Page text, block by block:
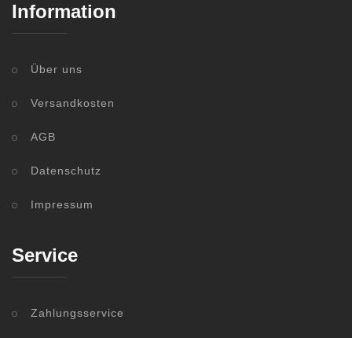
Information
Über uns
Versandkosten
AGB
Datenschutz
Impressum
Service
Zahlungsservice